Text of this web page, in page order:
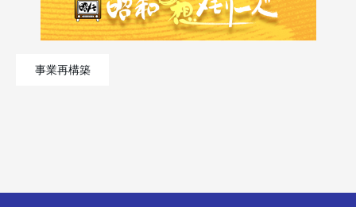
事業再構築